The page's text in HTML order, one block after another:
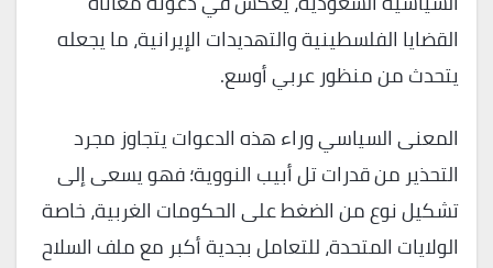
القضايا الفلسطينية والتهديدات الإيرانية، ما يجعله
يتحدث من منظور عربي أوسع.
المعنى السياسي وراء هذه الدعوات يتجاوز مجرد
التحذير من قدرات تل أبيب النووية؛ فهو يسعى إلى
تشكيل نوع من الضغط على الحكومات الغربية، خاصة
الولايات المتحدة، للتعامل بجدية أكبر مع ملف السلاح